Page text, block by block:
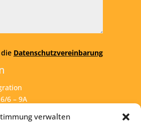
verwalten
Datenschutzvereinbarung
6 – 9A